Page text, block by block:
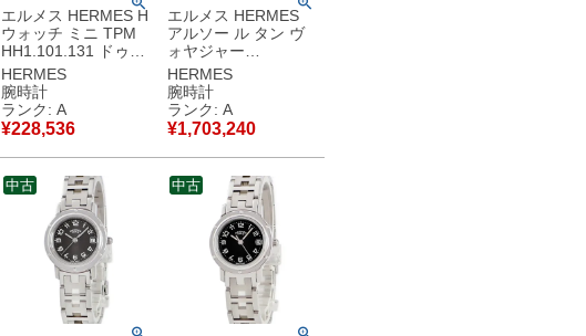
エルメス HERMES H
ウォッチ ミニ TPM
HH1.101.131 ドゥブ
ルトゥール H型 スク
エア ホワイト イエロ
ーGP レディース 腕
時計クオーツ ホワイ
ト 【中古】中古美品
HERMES
腕時計
ランク: A
¥228,536
エルメス HERMES
アルソー ル タン ヴ
ォヤジャー
AR10.530
W057197WW00 純
正ダイヤ シェル 世界
時計 GMT メンズ 腕
時計自動巻き ホワイ
ト 【中古】中古美品
HERMES
腕時計
ランク: A
¥1,703,240
中古 中古